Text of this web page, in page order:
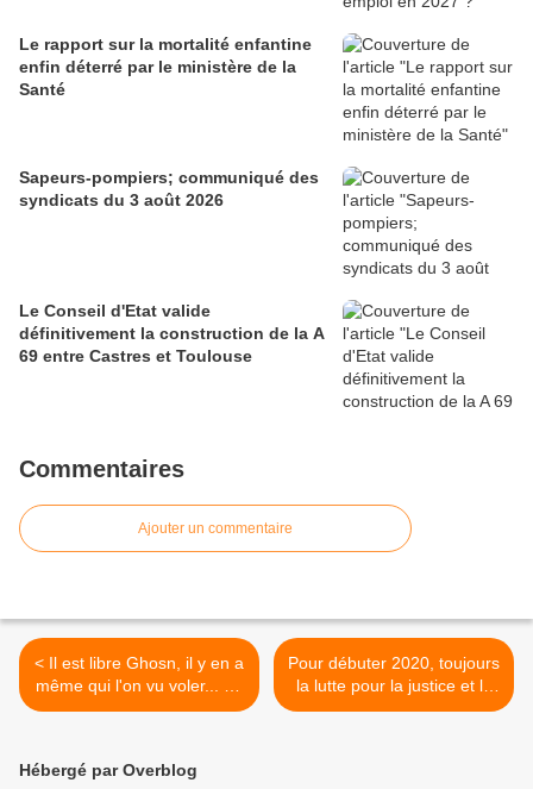
Le rapport sur la mortalité enfantine
enfin déterré par le ministère de la
Santé
Sapeurs-pompiers; communiqué des
syndicats du 3 août 2026
Le Conseil d'Etat valide
définitivement la construction de la A
69 entre Castres et Toulouse
Commentaires
Ajouter un commentaire
< Il est libre Ghosn, il y en a
même qui l'on vu voler... en
jet privé
Pour débuter 2020, toujours
la lutte pour la justice et le
progrès social! >
Hébergé par Overblog